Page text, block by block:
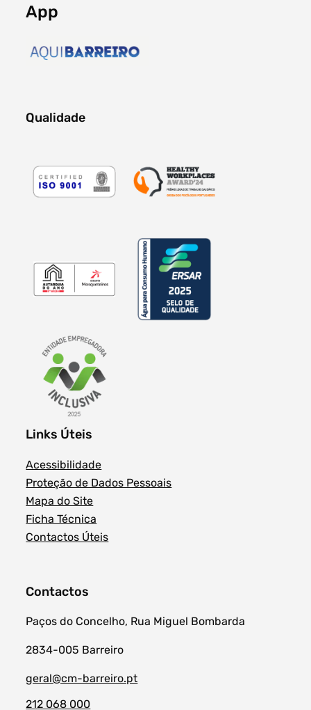
App
Qualidade
Links Úteis
Acessibilidade
Proteção de Dados Pessoais
Mapa do Site
Ficha Técnica
Contactos Úteis
Contactos
Paços do Concelho, Rua Miguel Bombarda
2834-005 Barreiro
geral@cm-barreiro.pt
212 068 000